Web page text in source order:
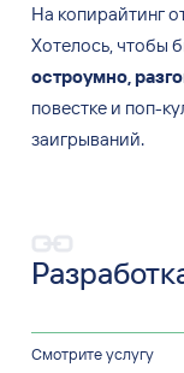
На копирайтинг
Хотелось, чтобы
остроумно,
повестке и поп-
заигрываний.
Смотрите услугу